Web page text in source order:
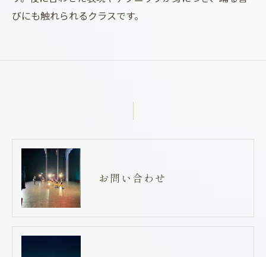
びにも触れられるクラスです。
お問い合わせ